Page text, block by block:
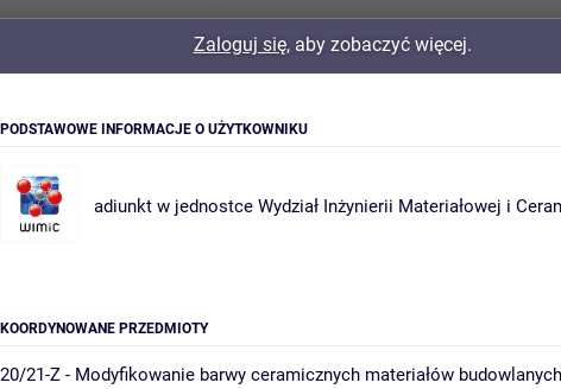
Zaloguj się, aby zobaczyć więcej.
PODSTAWOWE INFORMACJE O UŻYTKOWNIKU
adiunkt w jednostce Wydział Inżynierii Materiałowej i
KOORDYNOWANE PRZEDMIOTY
20/21-Z - Modyfikowanie barwy ceramicznych materiałów budowlanych